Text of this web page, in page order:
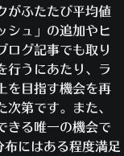
がふたたび平均値
シュ」の追加やヒ
ログ記事でも取り
行うにあたり、ラ
を目指す機会を再
第です。また、
きる唯一の機会で
にはある程度満足